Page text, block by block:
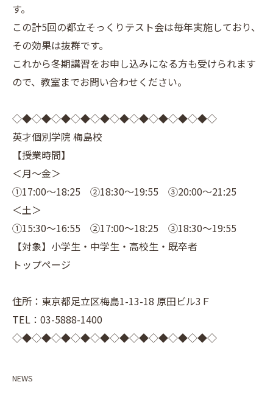
す。
この計5回の都立そっくりテスト会は毎年実施しており、
その効果は抜群です。
これから冬期講習をお申し込みになる方も受けられます
ので、教室までお問い合わせください。
◇◆◇◆◇◆◇◆◇◆◇◆◇◆◇◆◇◆◇◆◇
英才個別学院 梅島校
【授業時間】
＜月～金＞
①17:00～18:25 ②18:30～19:55 ③20:00～21:25
＜土＞
①15:30～16:55 ②17:00～18:25 ③18:30～19:55
【対象】小学生・中学生・高校生・既卒者
トップページ
住所：東京都足立区梅島1-13-18 原田ビル3Ｆ
TEL：03-5888-1400
◇◆◇◆◇◆◇◆◇◆◇◆◇◆◇◆◇◆◇◆◇
NEWS